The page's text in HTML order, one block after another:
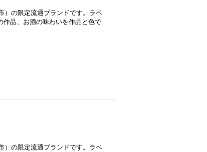
）の限定流通ブランドです。ラベ
作品、お酒の味わいを作品と色で
）の限定流通ブランドです。ラベ